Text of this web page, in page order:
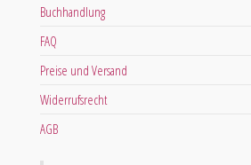
Buchhandlung
FAQ
Preise und Versand
Widerrufsrecht
AGB